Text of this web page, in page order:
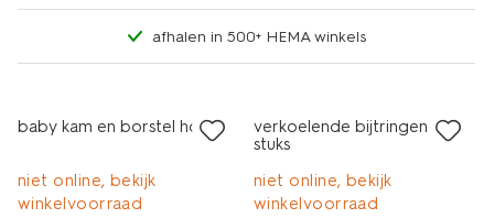
afhalen in 500+ HEMA winkels
baby kam en borstel hout
niet online, bekijk
winkelvoorraad
verkoelende bijtringen - 2
stuks
niet online, bekijk
winkelvoorraad